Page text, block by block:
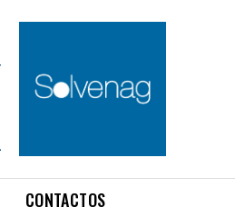
CONTACTOS